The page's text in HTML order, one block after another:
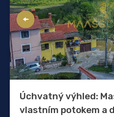
Úchvatný výhled:
vlastním potokem a